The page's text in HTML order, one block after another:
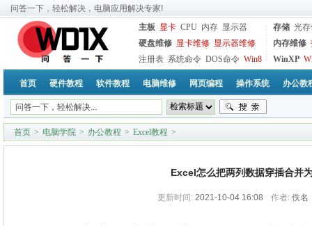
问答一下，轻松解决，电脑应用解决专家!
主板 显卡 CPU 内存 显示器
硬盘维修 显卡维修 显示器维修
注册表 系统命令 DOS命令 Win8
存储 光
内存维修
WinXP
首页 硬件教程 软件教程 电脑维修 网页编程 操作系统 办公教
首页 > 电脑学院 > 办公教程 > Excel教程 >
Excel怎么把两列数据穿插合并
更新时间: 2021-10-04 16:08 作者: 佚名